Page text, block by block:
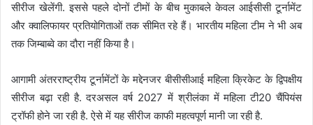
सीरीज खेलेंगी. इससे पहले दोनों टीमों के बीच मुकाबले केवल आईसीसी टूर्नामेंट
और क्वालिफायर प्रतियोगिताओं तक सीमित रहे हैं। भारतीय महिला टीम ने भी अब
तक जिम्बाब्वे का दौरा नहीं किया है।
आगामी अंतरराष्ट्रीय टूर्नामेंटों के मद्देनजर बीसीसीआई महिला क्रिकेट के द्विपक्षीय
सीरीज बढ़ा रही है. दरअसल वर्ष 2027 में श्रीलंका में महिला टी20 चैंपियंस
ट्रॉफी होने जा रही है. ऐसे में यह सीरीज काफी महत्वपूर्ण मानी जा रही है.